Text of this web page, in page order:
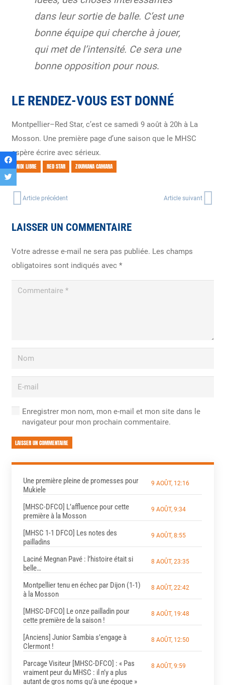
dans leur sortie de balle. C’est une
bonne équipe qui cherche à jouer,
qui met de l’intensité. Ce sera une
bonne opposition pour nous.
LE RENDEZ-VOUS EST DONNÉ
Montpellier–Red Star, c’est ce samedi 9 août à 20h à La
Mosson. Une première page d’une saison que le MHSC
espère écrire avec sérieux.
MIDI LIBRE RED STAR ZOUMANA CAMARA
Article précédent Article suivant
LAISSER UN COMMENTAIRE
Votre adresse e-mail ne sera pas publiée. Les champs
obligatoires sont indiqués avec *
Enregistrer mon nom, mon e-mail et mon site dans le
navigateur pour mon prochain commentaire.
LAISSER UN COMMENTAIRE
Une première pleine de promesses pour
Mukiele
9 AOÛT, 12:16
[MHSC-DFCO] L’affluence pour cette
première à la Mosson
9 AOÛT, 9:34
[MHSC 1-1 DFCO] Les notes des
pailladins
9 AOÛT, 8:55
Laciné Megnan Pavé : l’histoire était si
belle…
8 AOÛT, 23:35
Montpellier tenu en échec par Dijon (1-1)
à la Mosson
8 AOÛT, 22:42
[MHSC-DFCO] Le onze pailladin pour
cette première de la saison !
8 AOÛT, 19:48
[Anciens] Junior Sambia s’engage à
Clermont !
8 AOÛT, 12:50
Parcage Visiteur [MHSC-DFCO] : « Pas
vraiment peur du MHSC : il n’y a plus
autant de gros noms qu’à une époque »
8 AOÛT, 9:59